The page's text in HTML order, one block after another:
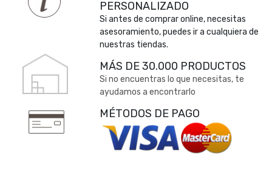
PERSONALIZADO
Si antes de comprar online, necesitas
asesoramiento, puedes ir a cualquiera de
nuestras tiendas.
MÁS DE 30.000 PRODUCTOS
Si no encuentras lo que necesitas, te
ayudamos a encontrarlo
MÉTODOS DE PAGO